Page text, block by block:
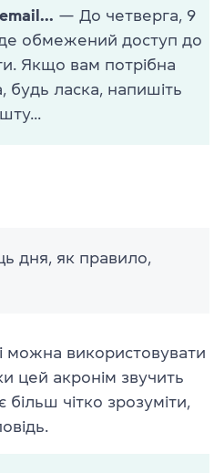
— До четверга, 9
обмежений доступ до
Якщо вам потрібна
будь ласка, напишіть
дня, як правило,
можна використовувати
цей акронім звучить
більш чітко зрозуміти,